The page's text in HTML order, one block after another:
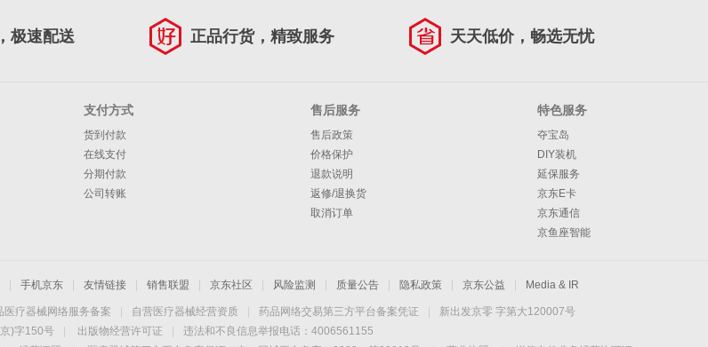
极速配送 正品行货，精致服务 天天低价，畅选无忧
支付方式
货到付款
在线支付
分期付款
公司转账
售后服务
售后政策
价格保护
退款说明
返修/退换货
取消订单
特色服务
夺宝岛
DIY装机
延保服务
京东E卡
京东通信
京鱼座智能
手机京东 友情链接 销售联盟 京东社区 风险监测 质量公告 隐私政策 京东公益 Media & IR
医疗器械网络服务备案 自营医疗器械经营资质 药品网络交易第三方平台备案凭证
新出发京零 字第大120007号
)字150号
出版物经营许可证
违法和不良信息举报电话：4006561155